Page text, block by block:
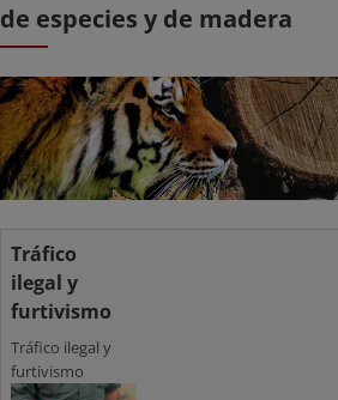
de especies y de madera
Tráfico
ilegal y
furtivismo
Tráfico ilegal y
furtivismo